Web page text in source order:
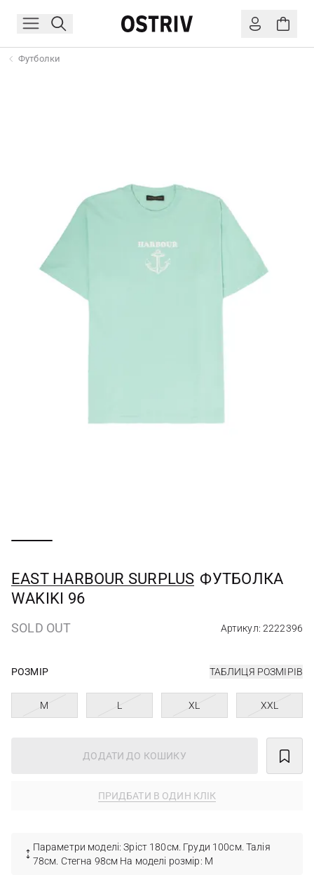
Футболки
EAST HARBOUR SURPLUS ФУТБОЛКА
WAKIKI 96
SOLD OUT Артикул: 2222396
РОЗМІР ТАБЛИЦЯ РОЗМІРІВ
M L XL XXL
ДОДАТИ ДО КОШИКУ
ПРИДБАТИ В ОДИН КЛІК
Параметри моделі: Зріст 180см. Груди 100см. Талія
78см. Стегна 98см На моделі розмір: М